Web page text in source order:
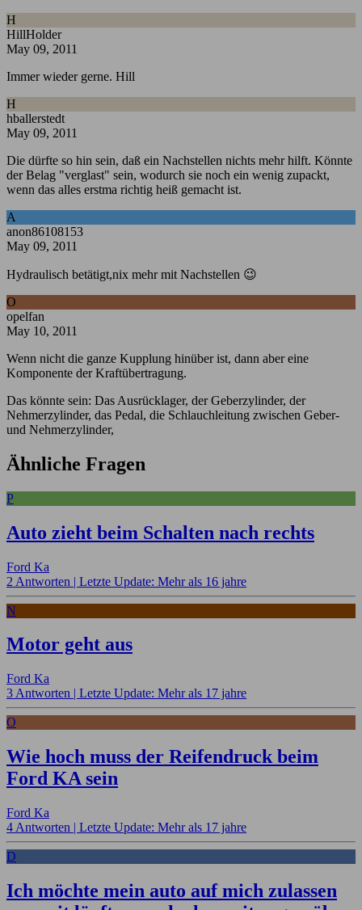
H
HillHolder
May 09, 2011
Immer wieder gerne. Hill
H
hballerstedt
May 09, 2011
Die dürfte so hin sein, daß ein Nachstellen nichts mehr hilft. Könnte
der Belag "verglast" sein, wodurch sie noch ein wenig zupackt,
wenn das alles erstma richtig heiß gemacht ist.
A
anon86108153
May 09, 2011
Hydraulisch betätigt,nix mehr mit Nachstellen 😉
O
opelfan
May 10, 2011
Wenn nicht die ganze Kupplung hinüber ist, dann aber eine
Komponente der Kraftübertragung.
Das könnte sein: Das Ausrücklager, der Geberzylinder, der
Nehmerzylinder, das Pedal, die Schlauchleitung zwischen Geber-
und Nehmerzylinder,
Ähnliche Fragen
P
Auto zieht beim Schalten nach rechts
Ford Ka
2 Antworten | Letzte Update: Mehr als 16 jahre
N
Motor geht aus
Ford Ka
3 Antworten | Letzte Update: Mehr als 17 jahre
O
Wie hoch muss der Reifendruck beim
Ford KA sein
Ford Ka
4 Antworten | Letzte Update: Mehr als 17 jahre
D
Ich möchte mein auto auf mich zulassen